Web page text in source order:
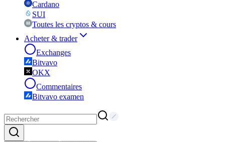
Cardano
SUI
Toutes les cryptos & cours
Acheter & trader
Exchanges
Bitvavo
OKX
Commentaires
Bitvavo examen